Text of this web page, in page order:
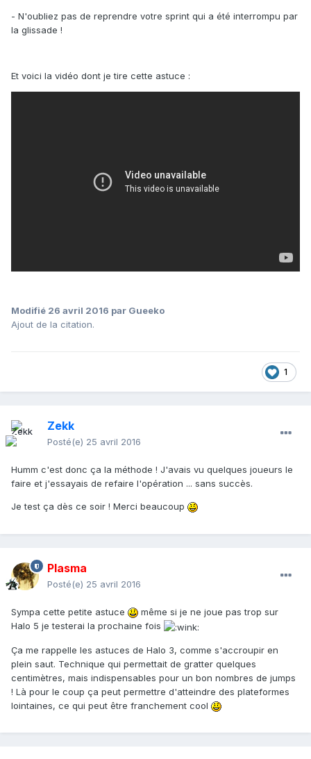
- N'oubliez pas de reprendre votre sprint qui a été interrompu par
la glissade !
Et voici la vidéo dont je tire cette astuce :
Modifié 26 avril 2016 par Gueeko
Ajout de la citation.
1
Zekk
Posté(e) 25 avril 2016
Humm c'est donc ça la méthode ! J'avais vu quelques joueurs le
faire et j'essayais de refaire l'opération ... sans succès.
Je test ça dès ce soir ! Merci beaucoup
Plasma
Posté(e) 25 avril 2016
Sympa cette petite astuce
même si je ne joue pas trop sur
Halo 5 je testerai la prochaine fois
Ça me rappelle les astuces de Halo 3, comme s'accroupir en
plein saut. Technique qui permettait de gratter quelques
centimètres, mais indispensables pour un bon nombres de jumps
! Là pour le coup ça peut permettre d'atteindre des plateformes
lointaines, ce qui peut être franchement cool